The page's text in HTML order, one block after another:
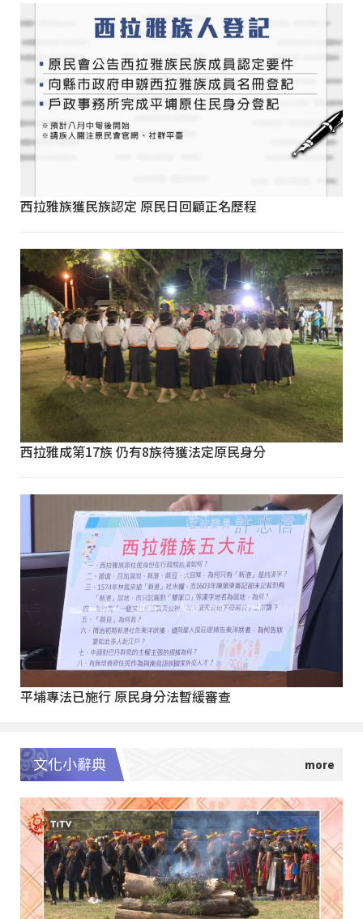
西拉雅族獲民族認定 原民日回顧正名歷程
西拉雅成第17族 仍有8族待獲法定原民身分
平埔專法已施行 原民身分法暫緩審查
文化小辭典